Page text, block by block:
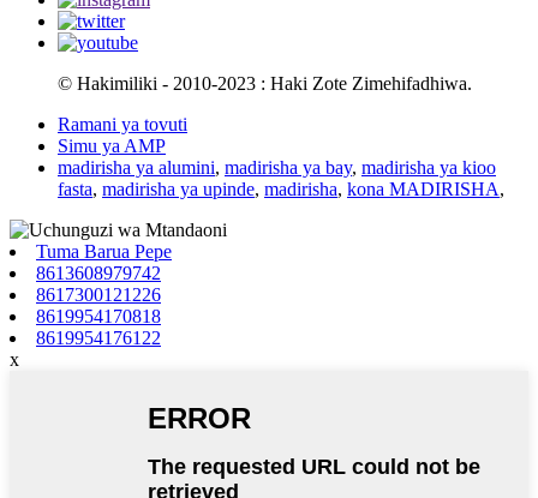
© Hakimiliki - 2010-2023 : Haki Zote Zimehifadhiwa.
Ramani ya tovuti
Simu ya AMP
madirisha ya alumini, madirisha ya bay, madirisha ya kioo
fasta, madirisha ya upinde, madirisha, kona MADIRISHA,
Tuma Barua Pepe
8613608979742
8617300121226
8619954170818
8619954176122
x